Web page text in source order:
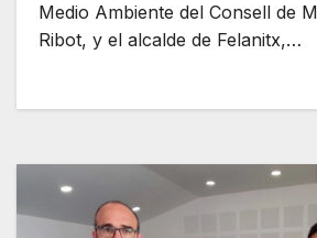
Medio Ambiente del Consell de
Ribot, y el alcalde de Felanitx,…